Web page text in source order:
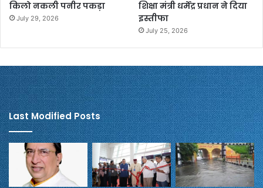
किलो नकली पनीर पकड़ा
July 29, 2026
शिक्षा मंत्री धर्मेंद्र प्रधान ने दिया
इस्तीफा
July 25, 2026
Last Modified Posts